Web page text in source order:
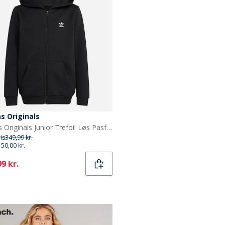
Originals
adidas Originals Junior Trefoil Løs Pasform Fuld Zip Hættetrøje Sort
349,99 kr.
kr.
kr.